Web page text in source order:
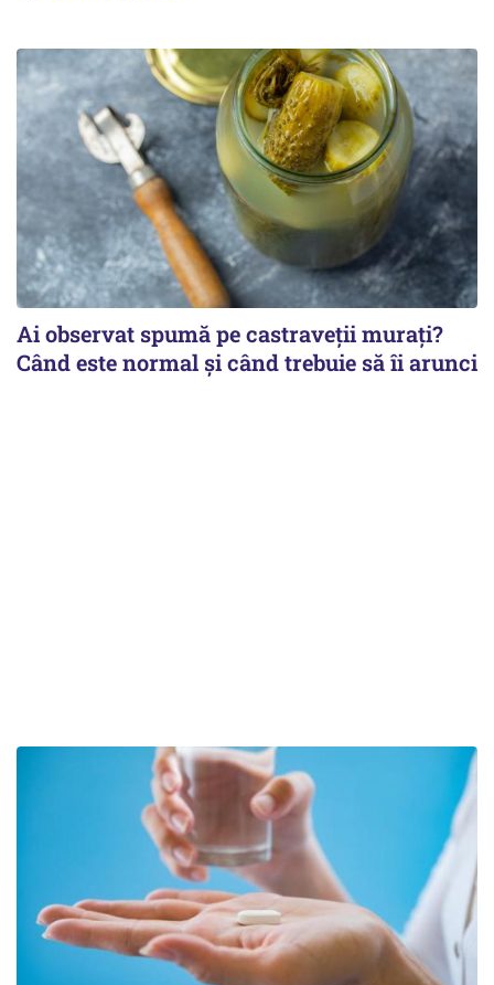
Ai observat spumă pe castraveții murați?
Când este normal și când trebuie să îi arunci